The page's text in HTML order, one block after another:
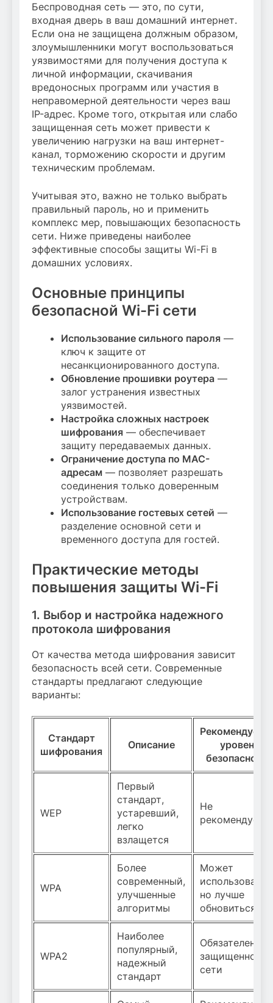
Беспроводная сеть — это, по сути,
входная дверь в ваш домашний интернет.
Если она не защищена должным образом,
злоумышленники могут воспользоваться
уязвимостями для получения доступа к
личной информации, скачивания
вредоносных программ или участия в
неправомерной деятельности через ваш
IP-адрес. Кроме того, открытая или слабо
защищенная сеть может привести к
увеличению нагрузки на ваш интернет-
канал, торможению скорости и другим
техническим проблемам.
Учитывая это, важно не только выбрать
правильный пароль, но и применить
комплекс мер, повышающих безопасность
сети. Ниже приведены наиболее
эффективные способы защиты Wi-Fi в
домашних условиях.
Основные принципы
безопасной Wi-Fi сети
Использование сильного пароля —
ключ к защите от
несанкционированного доступа.
Обновление прошивки роутера —
залог устранения известных
уязвимостей.
Настройка сложных настроек
шифрования — обеспечивает
защиту передаваемых данных.
Ограничение доступа по MAC-
адресам — позволяет разрешать
соединения только доверенным
устройствам.
Использование гостевых сетей —
разделение основной сети и
временного доступа для гостей.
Практические методы
повышения защиты Wi-Fi
1. Выбор и настройка надежного
протокола шифрования
От качества метода шифрования зависит
безопасность всей сети. Современные
стандарты предлагают следующие
варианты:
Стандарт
шифрования
Описание
уровень
безопасности
WEP
Первый
стандарт,
устаревший,
легко
взлащется
Не
WPA
Более
современный,
улучшенные
алгоритмы
Может
но лучше
обновиться
WPA2
Наиболее
популярный,
надежный
стандарт
Обязателен
защищенной
сети